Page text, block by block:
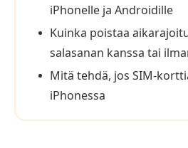
iPhonelle ja Androidille
Kuinka poistaa
salasanan kanssa tai
Mitä tehdä, jos SIM-
iPhonessa